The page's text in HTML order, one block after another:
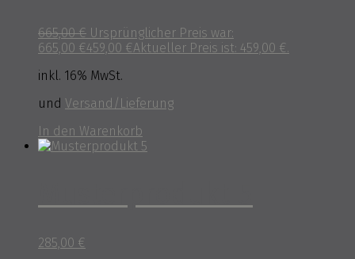
665,00€ Ursprünglicher Preis war:
665,00 €459,00 €Aktueller Preis ist: 459,00 €.
inkl. 16% MwSt.
und Versand/Lieferung
In den Warenkorb
285,00 €